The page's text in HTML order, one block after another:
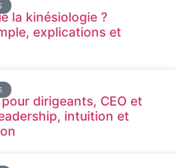
la kinésiologie ?
explications et
dirigeants, CEO et
intuition et